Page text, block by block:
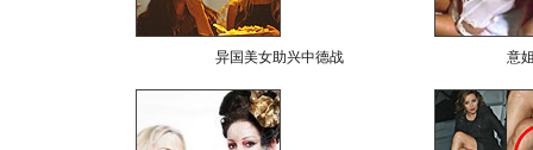
异国美女助兴中德战 意